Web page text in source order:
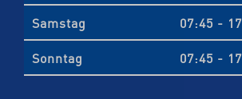
Samstag
07:45 -
Sonntag
07:45 -